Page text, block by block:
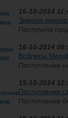
16-10-2014
Зимняя
Поступила
и запустила в
16-10-2014
Воблеры
Поступление
Ито придумал и
15-10-2014
Поступление
Поступление